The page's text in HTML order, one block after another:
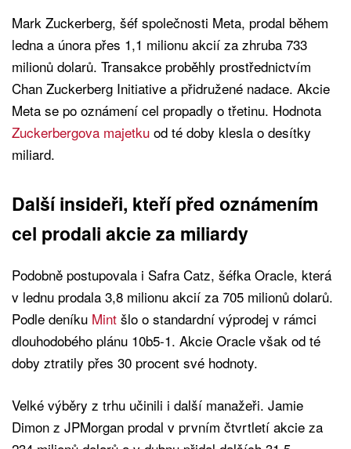
Mark Zuckerberg, šéf společnosti Meta, prodal během
ledna a února přes 1,1 milionu akcií za zhruba 733
milionů dolarů. Transakce proběhly prostřednictvím
Chan Zuckerberg Initiative a přidružené nadace. Akcie
Meta se po oznámení cel propadly o třetinu. Hodnota
Zuckerbergova majetku od té doby klesla o desítky
miliard.
Další insideři, kteří před oznámením
cel prodali akcie za miliardy
Podobně postupovala i Safra Catz, šéfka Oracle, která
v lednu prodala 3,8 milionu akcií za 705 milionů dolarů.
Podle deníku Mint šlo o standardní výprodej v rámci
dlouhodobého plánu 10b5-1. Akcie Oracle však od té
doby ztratily přes 30 procent své hodnoty.
Velké výběry z trhu učinili i další manažeři. Jamie
Dimon z JPMorgan prodal v prvním čtvrtletí akcie za